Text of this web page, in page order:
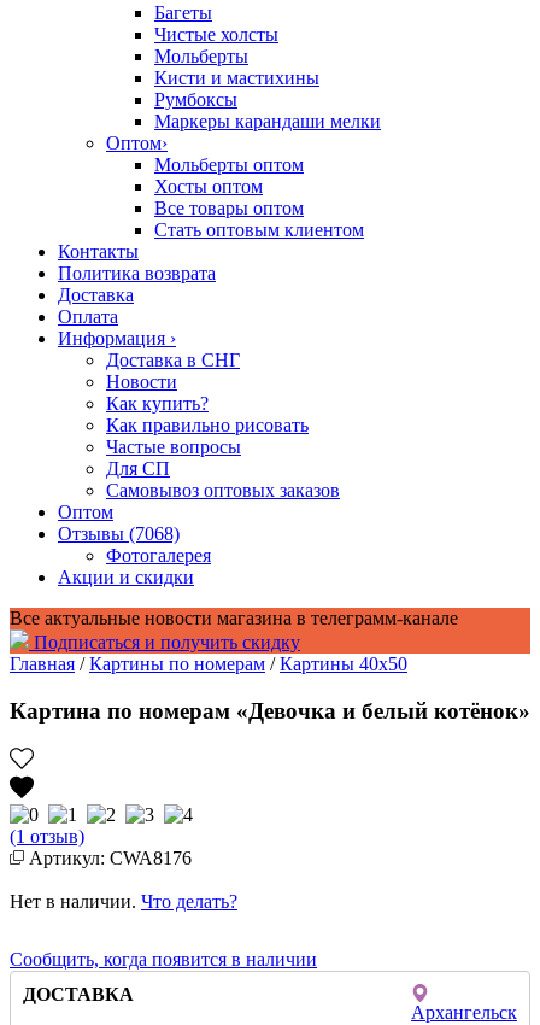
Багеты
Чистые холсты
Мольберты
Кисти и мастихины
Румбоксы
Маркеры карандаши мелки
Оптом›
Мольберты оптом
Хосты оптом
Все товары оптом
Стать оптовым клиентом
Контакты
Политика возврата
Доставка
Оплата
Информация ›
Доставка в СНГ
Новости
Как купить?
Как правильно рисовать
Частые вопросы
Для СП
Самовывоз оптовых заказов
Оптом
Отзывы (7068)
Фотогалерея
Акции и скидки
Все актуальные новости магазина в телеграмм-канале
Подписаться и получить скидку
Главная /Картины по номерам /Картины 40x50
Картина по номерам «Девочка и белый котёнок»
(1 отзыв)
Артикул: CWA8176
Нет в наличии. Что делать?
Сообщить, когда появится в наличии
ДОСТАВКА
Архангельск